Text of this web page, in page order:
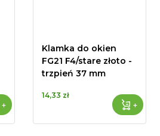
+
Klamka do okien
FG21 F4/stare złoto -
trzpień 37 mm
14,33 zł
+